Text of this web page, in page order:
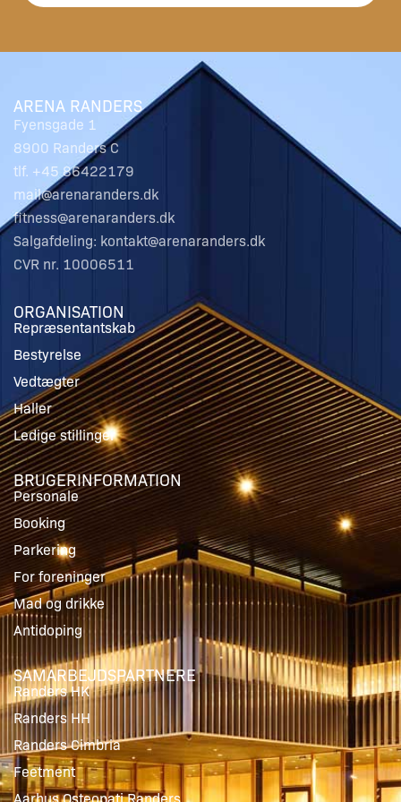
ARENA RANDERS
Fyensgade 1
8900 Randers C
tlf. +45 86422179
mail@arenaranders.dk
fitness@arenaranders.dk
Salgafdeling: kontakt@arenaranders.dk
CVR nr. 10006511
ORGANISATION
Repræsentantskab
Bestyrelse
Vedtægter
Haller
Ledige stillinger
BRUGERINFORMATION
Personale
Booking
Parkering
For foreninger
Mad og drikke
Antidoping
SAMARBEJDSPARTNERE
Randers HK
Randers HH
Randers Cimbria
Feetment
Aarhus Osteopati Randers